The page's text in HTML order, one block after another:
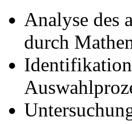
Analyse des
durch